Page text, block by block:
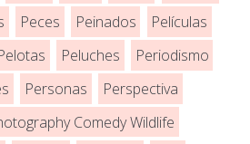
Peces Peinados
Películas
Peluches
Periodismo
Personas
Perspectiva
Comedy Wildlife